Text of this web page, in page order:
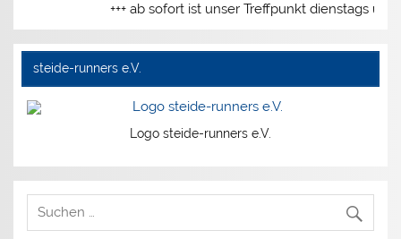
+++ ab sofort ist unser Treffpunkt dienstags
steide-runners e.V.
Logo steide-runners e.V.